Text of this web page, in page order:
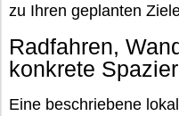
zu Ihren geplanten
Radfahren,
konkrete
Eine beschriebene